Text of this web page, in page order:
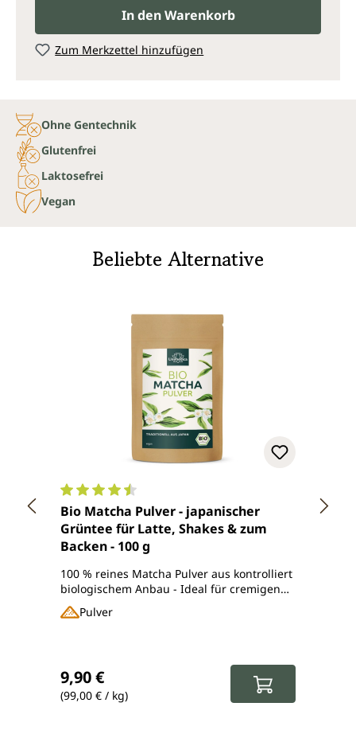
In den Warenkorb
Zum Merkzettel hinzufügen
Ohne Gentechnik
Glutenfrei
Laktosefrei
Vegan
Beliebte Alternative
Durchschnittliche Bewertung von 4.5 von 5
Bio Matcha Pulver - japanischer
Grüntee für Latte, Shakes & zum
Backen - 100 g
100 % reines Matcha Pulver aus kontrolliert
biologischem Anbau - Ideal für cremigen
Matcha Latte und mehr
Pulver
9,90 €
(99,00 € / kg)